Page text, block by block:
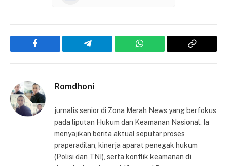
Facebook Telegram WhatsApp
Copy
Romdhoni
jurnalis senior di Zona Merah News yang berfokus
pada liputan Hukum dan Keamanan Nasional. Ia
menyajikan berita aktual seputar proses
praperadilan, kinerja aparat penegak hukum
(Polisi dan TNI), serta konflik keamanan di